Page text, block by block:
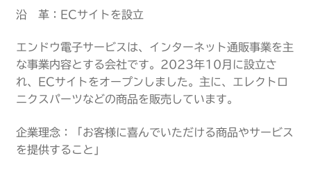
沿 革：ECサイトを設立
エンドウ電子サービスは、インターネット通販事業を主
な事業内容とする会社です。2023年10月に設立さ
れ、ECサイトをオープンしました。主に、エレクトロ
ニクスパーツなどの商品を販売しています。
企業理念：「お客様に喜んでいただける商品やサービス
を提供すること」